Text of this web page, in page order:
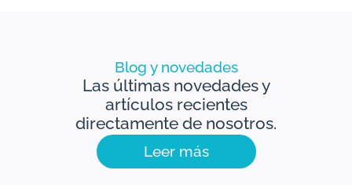
Blog y novedades
Las últimas novedades y
artículos recientes
directamente de nosotros.
Leer más